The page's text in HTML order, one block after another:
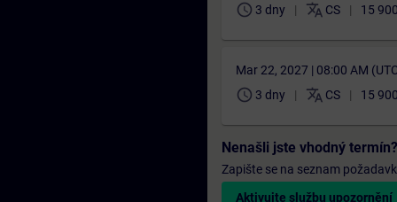
schedule 3 dny translate CS 15
Mar 22, 2027 | 08:00 AM
schedule 3 dny translate CS 15
Nenašli jste vhodný termín?
Zapište se na seznam
Aktivujte službu upozornění